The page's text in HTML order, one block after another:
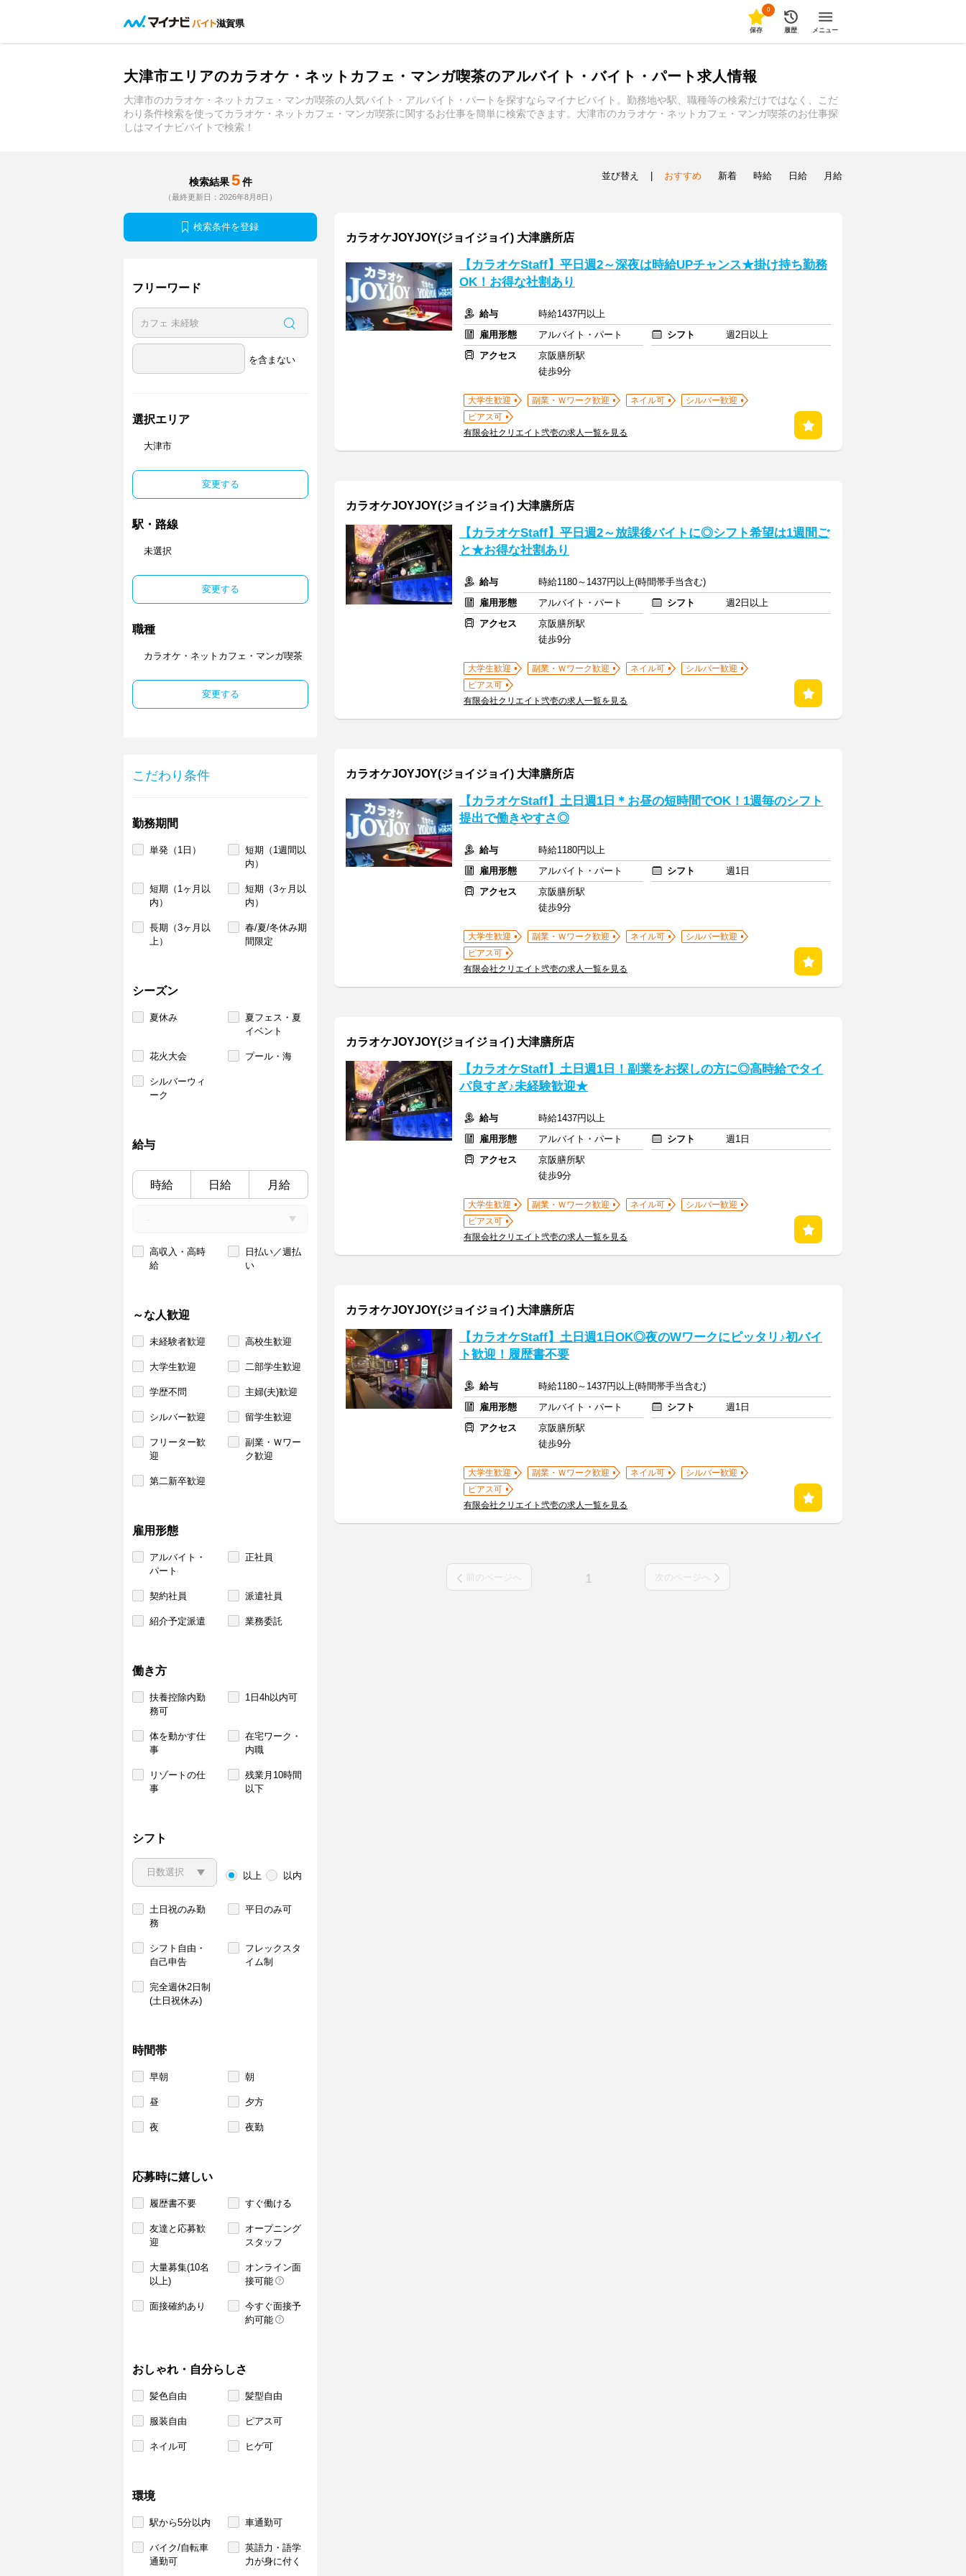
滋賀県
0
保存 履歴 メニュー
大津市エリアのカラオケ・ネットカフェ・マンガ喫茶のアルバイト・バイト・パート求人情報
大津市のカラオケ・ネットカフェ・マンガ喫茶の人気バイト・アルバイト・パートを探すならマイナビバイト。勤務地や駅、職種等の検索だけではなく、こだ
わり条件検索を使ってカラオケ・ネットカフェ・マンガ喫茶に関するお仕事を簡単に検索できます。大津市のカラオケ・ネットカフェ・マンガ喫茶のお仕事探
しはマイナビバイトで検索！
検索結果 5 件
（最終更新日：2026年8月8日）
検索条件を登録
フリーワード
を含まない
選択エリア
大津市
変更する
駅・路線
未選択
変更する
職種
カラオケ・ネットカフェ・マンガ喫茶
変更する
こだわり条件
勤務期間
単発（1日）
短期（1週間以
内）
短期（1ヶ月以
内）
短期（3ヶ月以
内）
長期（3ヶ月以
上）
春/夏/冬休み期
間限定
シーズン
夏休み
夏フェス・夏
イベント
花火大会 プール・海
シルバーウィ
ーク
給与
時給 日給 月給
高収入・高時
給
日払い／週払
い
～な人歓迎
未経験者歓迎 高校生歓迎
大学生歓迎 二部学生歓迎
学歴不問 主婦(夫)歓迎
シルバー歓迎 留学生歓迎
フリーター歓
迎
副業・Ｗワー
ク歓迎
第二新卒歓迎
雇用形態
アルバイト・
パート
正社員
契約社員 派遣社員
紹介予定派遣 業務委託
働き方
扶養控除内勤
務可
1日4h以内可
体を動かす仕
事
在宅ワーク・
内職
リゾートの仕
事
残業月10時間
以下
シフト
以上 以内
土日祝のみ勤
務
平日のみ可
シフト自由・
自己申告
フレックスタ
イム制
完全週休2日制
(土日祝休み)
時間帯
早朝 朝
昼 夕方
夜 夜勤
応募時に嬉しい
履歴書不要 すぐ働ける
友達と応募歓
迎
オープニング
スタッフ
大量募集(10名
以上)
オンライン面
接可能
面接確約あり
今すぐ面接予
約可能
おしゃれ・自分らしさ
髪色自由 髪型自由
服装自由 ピアス可
ネイル可 ヒゲ可
環境
駅から5分以内 車通勤可
バイク/自転車
通勤可
英語力・語学
力が身に付く
並び替え おすすめ 新着 時給 日給 月給
カラオケJOYJOY(ジョイジョイ) 大津膳所店
【カラオケStaff】平日週2～深夜は時給UPチャンス★掛け持ち勤務
OK！お得な社割あり
給与
時給1437円以上
雇用形態
アルバイト・パート シフト
週2日以上
アクセス
京阪膳所駅
徒歩9分
大学生歓迎 副業・Ｗワーク歓迎 ネイル可
シルバー歓迎
ピアス可
有限会社クリエイト弐壱の求人一覧を見る
カラオケJOYJOY(ジョイジョイ) 大津膳所店
【カラオケStaff】平日週2～放課後バイトに◎シフト希望は1週間ご
と★お得な社割あり
給与
時給1180～1437円以上(時間帯手当含む)
雇用形態
アルバイト・パート シフト
週2日以上
アクセス
京阪膳所駅
徒歩9分
大学生歓迎 副業・Ｗワーク歓迎 ネイル可
シルバー歓迎
ピアス可
有限会社クリエイト弐壱の求人一覧を見る
カラオケJOYJOY(ジョイジョイ) 大津膳所店
【カラオケStaff】土日週1日＊お昼の短時間でOK！1週毎のシフト
提出で働きやすさ◎
給与
時給1180円以上
雇用形態
アルバイト・パート シフト
週1日
アクセス
京阪膳所駅
徒歩9分
大学生歓迎 副業・Ｗワーク歓迎 ネイル可
シルバー歓迎
ピアス可
有限会社クリエイト弐壱の求人一覧を見る
カラオケJOYJOY(ジョイジョイ) 大津膳所店
【カラオケStaff】土日週1日！副業をお探しの方に◎高時給でタイ
パ良すぎ♪未経験歓迎★
給与
時給1437円以上
雇用形態
アルバイト・パート シフト
週1日
アクセス
京阪膳所駅
徒歩9分
大学生歓迎 副業・Ｗワーク歓迎 ネイル可
シルバー歓迎
ピアス可
有限会社クリエイト弐壱の求人一覧を見る
カラオケJOYJOY(ジョイジョイ) 大津膳所店
【カラオケStaff】土日週1日OK◎夜のWワークにピッタリ♪初バイ
ト歓迎！履歴書不要
給与
時給1180～1437円以上(時間帯手当含む)
雇用形態
アルバイト・パート シフト
週1日
アクセス
京阪膳所駅
徒歩9分
大学生歓迎 副業・Ｗワーク歓迎 ネイル可
シルバー歓迎
ピアス可
有限会社クリエイト弐壱の求人一覧を見る
前のページへ 1 次のページへ